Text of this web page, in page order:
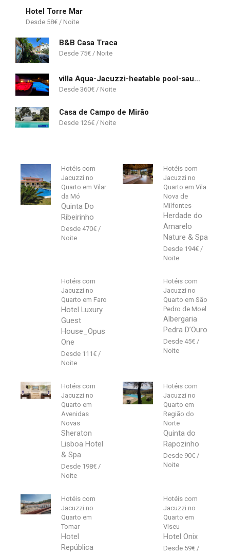
Hotel Torre Mar
58€
B&B Casa Traca
75€
villa Aqua-Jacuzzi-heatable pool-sauna-gym-snooker
360€
Casa de Campo de Mirão
126€
Hotéis com
Jacuzzi no
Quarto em Vilar
da Mó
Quinta Do
Ribeirinho
470€
Hotéis com
Jacuzzi no
Quarto em Vila
Nova de
Milfontes
Herdade do
Amarelo
Nature & Spa
194€
Hotéis com
Jacuzzi no
Quarto em Faro
Hotel Luxury
Guest
House_Opus
One
111€
Hotéis com
Jacuzzi no
Quarto em São
Pedro de Moel
Albergaria
Pedra D’Ouro
45€
Hotéis com
Jacuzzi no
Quarto em
Avenidas
Novas
Sheraton
Lisboa Hotel
& Spa
198€
Hotéis com
Jacuzzi no
Quarto em
Região do
Norte
Quinta do
Rapozinho
90€
Hotéis com
Jacuzzi no
Quarto em
Tomar
Hotel
República
Hotéis com
Jacuzzi no
Quarto em
Viseu
Hotel Onix
59€